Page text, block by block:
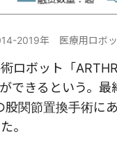
2019年 医療用ロボ
ロボット「
できるという。
関節置換手術
。